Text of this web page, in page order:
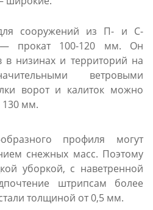
для сооружений из П- и С-
— прокат 100-120 мм. Он
в низинах и территорий на
ветровыми
ворот и калиток можно
130 мм.
профиля могут
снежных масс. Поэтому
уборкой, с наветренной
штрипсам более
толщиной от 0,5 мм.